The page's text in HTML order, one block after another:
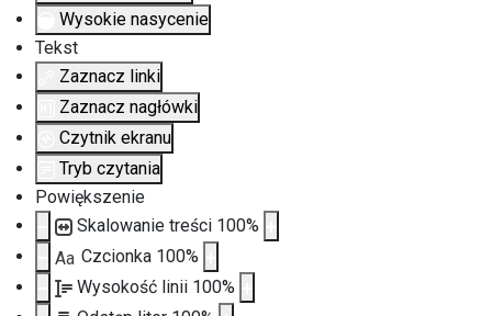
Wysokie nasycenie
Tekst
Zaznacz linki
Zaznacz nagłówki
Czytnik ekranu
Tryb czytania
Powiększenie
Skalowanie treści 100%
Aa Czcionka 100%
Wysokość linii 100%